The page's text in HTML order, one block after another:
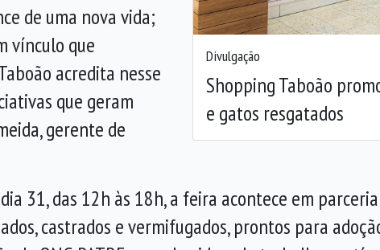
Divulgação
Shopping Taboão
e gatos resgatados
de uma nova vida;
vínculo que
acredita nesse
que geram
gerente de
31, das 12h às 18h, a feira acontece em
castrados e vermifugados, prontos para